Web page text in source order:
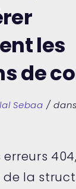
les
de
Sebaa dans
la